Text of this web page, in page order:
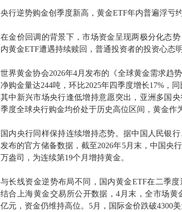
央行逆势购金创季度新高，黄金ETF年内普遍浮亏
在金价回调的背景下，市场资金呈现两极分化态
内黄金ETF遭遇持续赎回，普通投资者的投资心态
世界黄金协会2026年4月发布的《全球黄金需求趋
净购金量达244吨，环比2025年四季度增长17%，
其中新兴市场央行逢低增持意愿突出，亚洲多国
季度全球央行购金均价处于历史高位区间，黄金作
国内央行同样保持连续增持态势。据中国人民银
发布的官方储备数据，截至2026年5月末，中国央
万盎司，为连续第19个月增持黄金。
与长线资金逆势布局不同，国内黄金ETF在二季
结合上海黄金交易所公开数据，4月末，全市场黄
亿元，资金仍维持高位。5月，国际金价跌破4300